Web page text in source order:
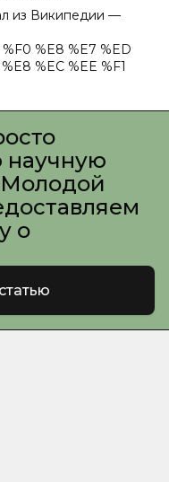
из Википедии —
%E8 %E7 %ED
%EC %EE %F1
научную
о